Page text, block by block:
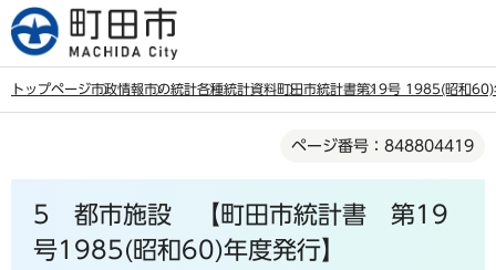
こ
の
トップページ市政情報市の統計各種統計資料町田市統計書第19号 1985(昭和60)
ページ番号：848804419
5 都市施設 【町田市統計書 第19
号1985(昭和60)年度発行】